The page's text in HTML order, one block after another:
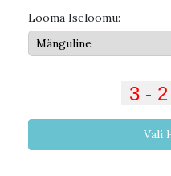
Looma Iseloomu:
Vali